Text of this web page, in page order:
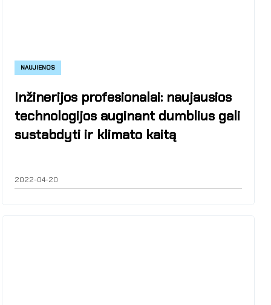
NAUJIENOS
Inžinerijos profesionalai: naujausios
technologijos auginant dumblius gali
sustabdyti ir klimato kaitą
2022-04-20